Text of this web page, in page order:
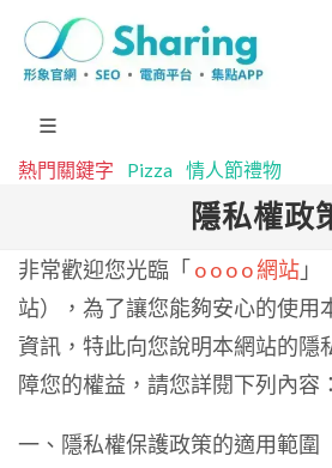
熱門關鍵字 Pizza 情人節禮物
隱私權政
非常歡迎您光臨「 o o o o 網站 」
站），為了讓您能夠安心的使用
資訊，特此向您說明本網站的隱
障您的權益，請您詳閱下列內容：
一、隱私權保護政策的適用範圍